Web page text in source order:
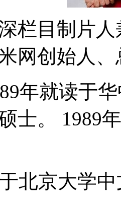
栏目制片
网创始人
年就读于
士。 1989
北京大学